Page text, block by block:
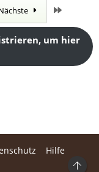
um hier
Hilfe